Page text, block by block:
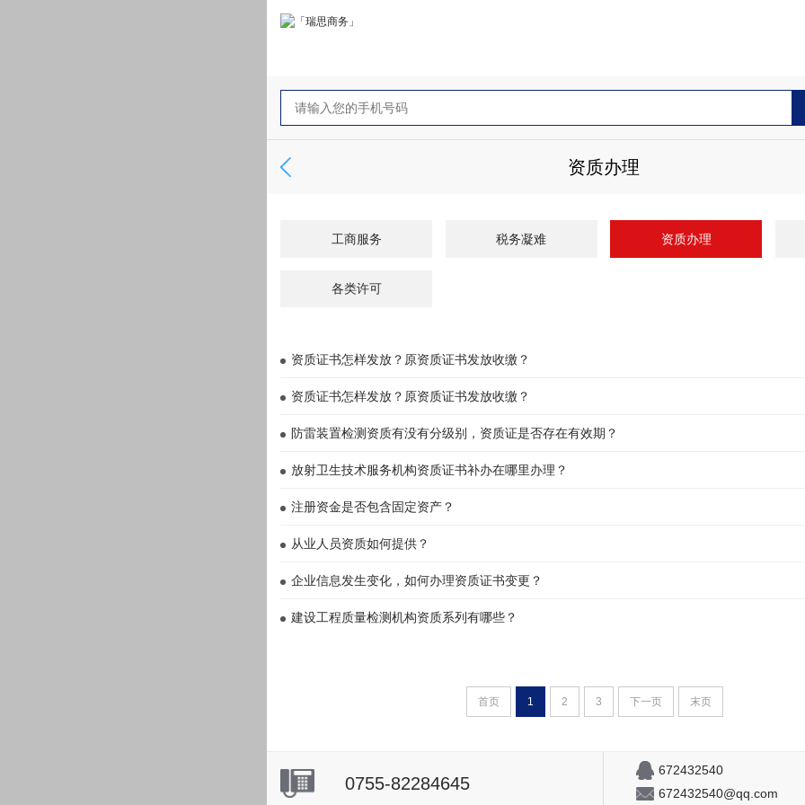
资质办理
工商服务 税务凝难 资质办理
各类许可
资质证书怎样发放？原资质证书发放收缴？
资质证书怎样发放？原资质证书发放收缴？
防雷装置检测资质有没有分级别，资质证是否存在有效期？
放射卫生技术服务机构资质证书补办在哪里办理？
注册资金是否包含固定资产？
从业人员资质如何提供？
企业信息发生变化，如何办理资质证书变更？
建设工程质量检测机构资质系列有哪些？
首页 1 2 3 下一页 末页
0755-82284645
672432540
672432540@qq.com